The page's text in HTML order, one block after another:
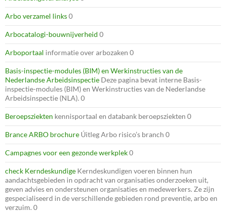
Arbo verzamel links0
Arbocatalogi-bouwnijverheid 0
Arboportaal informatie over arbozaken 0
Basis-inspectie-modules (BIM) en Werkinstructies van de
Nederlandse Arbeidsinspectie Deze pagina bevat interne Basis-
inspectie-modules (BIM) en Werkinstructies van de Nederlandse
Arbeidsinspectie (NLA). 0
Beroepsziekten kennisportaal en databank beroepsziekten 0
Brance ARBO brochure Úitleg Arbo risico’s branch 0
Campagnes voor een gezonde werkplek0
check Kerndeskundige Kerndeskundigen voeren binnen hun
aandachtsgebieden in opdracht van organisaties onderzoeken uit,
geven advies en ondersteunen organisaties en medewerkers. Ze zijn
gespecialiseerd in de verschillende gebieden rond preventie, arbo en
verzuim. 0